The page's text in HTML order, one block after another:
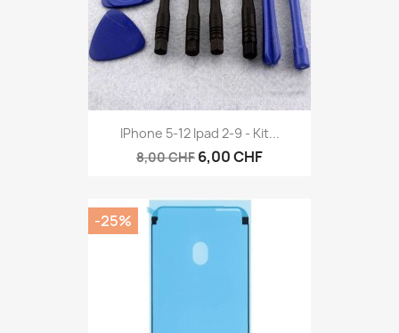
IPhone 5-12 Ipad 2-9 - Kit...
8,00 CHF 6,00 CHF
-25%